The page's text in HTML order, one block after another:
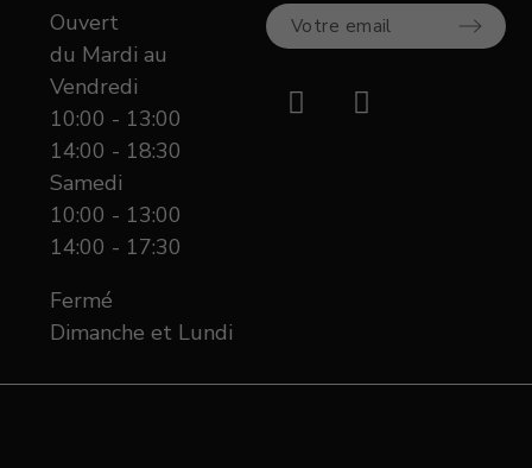
Ouvert
du Mardi au
Vendredi
10:00 - 13:00
14:00 - 18:30
Samedi
10:00 - 13:00
14:00 - 17:30
Fermé
Dimanche et Lundi